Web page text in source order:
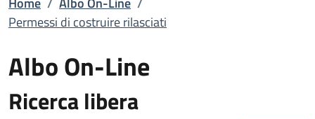
Permessi di costruire rilasciati
Albo On-Line
Ricerca libera